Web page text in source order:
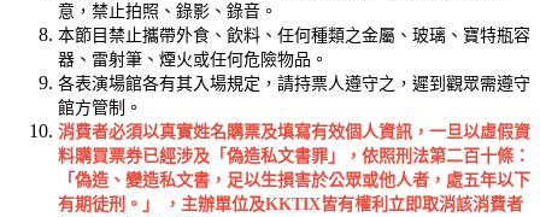
意，禁止拍照、錄影、錄音。
本節目禁止攜帶外食、飲料、任何種類之金屬、玻璃、寶特瓶容
器、雷射筆、煙火或任何危險物品。
各表演場館各有其入場規定，請持票人遵守之，遲到觀眾需遵守
館方管制。
消費者必須以真實姓名購票及填寫有效個人資訊，一旦以虛假資
料購買票券已經涉及「偽造私文書罪」，依照刑法第二百十條：
「偽造、變造私文書，足以生損害於公眾或他人者，處五年以下
有期徒刑。」 ，主辦單位及KKTIX皆有權利立即取消該消費者